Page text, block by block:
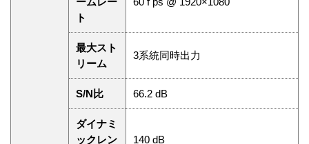
ト
最大スト
リーム
3系統同時出力
S/N比 66.2 dB
ダイナミ
ックレン
140 dB